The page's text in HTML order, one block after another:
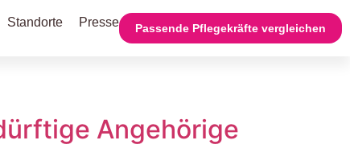
Standorte Presse Passende Pflegekräfte vergleichen
Angehörige